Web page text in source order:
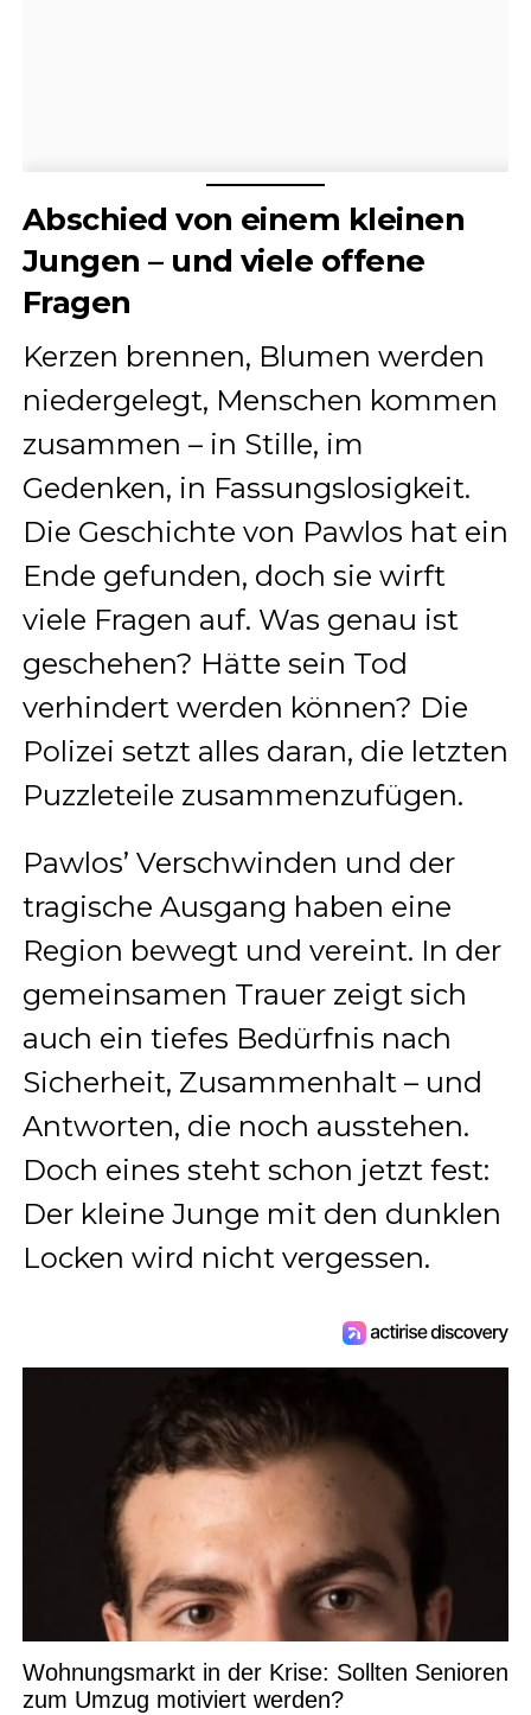
Abschied von einem kleinen
Jungen – und viele offene
Fragen
Kerzen brennen, Blumen werden
niedergelegt, Menschen kommen
zusammen – in Stille, im
Gedenken, in Fassungslosigkeit.
Die Geschichte von Pawlos hat ein
Ende gefunden, doch sie wirft
viele Fragen auf. Was genau ist
geschehen? Hätte sein Tod
verhindert werden können? Die
Polizei setzt alles daran, die letzten
Puzzleteile zusammenzufügen.
Pawlos’ Verschwinden und der
tragische Ausgang haben eine
Region bewegt und vereint. In der
gemeinsamen Trauer zeigt sich
auch ein tiefes Bedürfnis nach
Sicherheit, Zusammenhalt – und
Antworten, die noch ausstehen.
Doch eines steht schon jetzt fest:
Der kleine Junge mit den dunklen
Locken wird nicht vergessen.
Wohnungsmarkt in der Krise: Sollten Senioren
zum Umzug motiviert werden?